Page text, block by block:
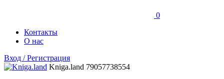
0
Контакты
О нас
Вход / Регистрация
Kniga.land 79057738554